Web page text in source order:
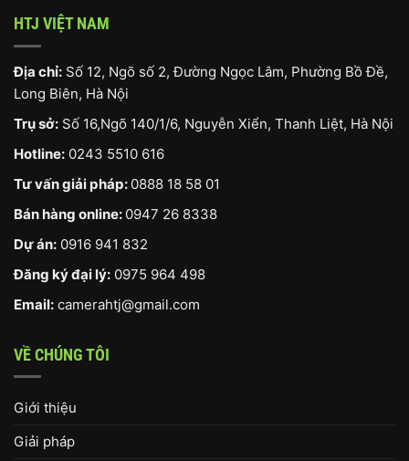
HTJ VIỆT NAM
Địa chỉ: Số 12, Ngõ số 2, Đường Ngọc Lâm, Phường Bồ Đề,
Long Biên, Hà Nội
Trụ sở: Số 16,Ngõ 140/1/6, Nguyễn Xiển, Thanh Liệt, Hà Nội
Hotline: 0243 5510 616
Tư vấn giải pháp: 0888 18 58 01
Bán hàng online: 0947 26 8338
Dự án: 0916 941 832
Đăng ký đại lý: 0975 964 498
Email: camerahtj@gmail.com
VỀ CHÚNG TÔI
Giới thiệu
Giải pháp